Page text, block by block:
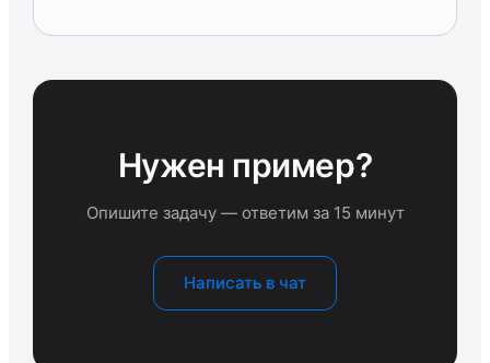
Нужен пример?
Опишите задачу — ответим за 15 минут
Написать в чат